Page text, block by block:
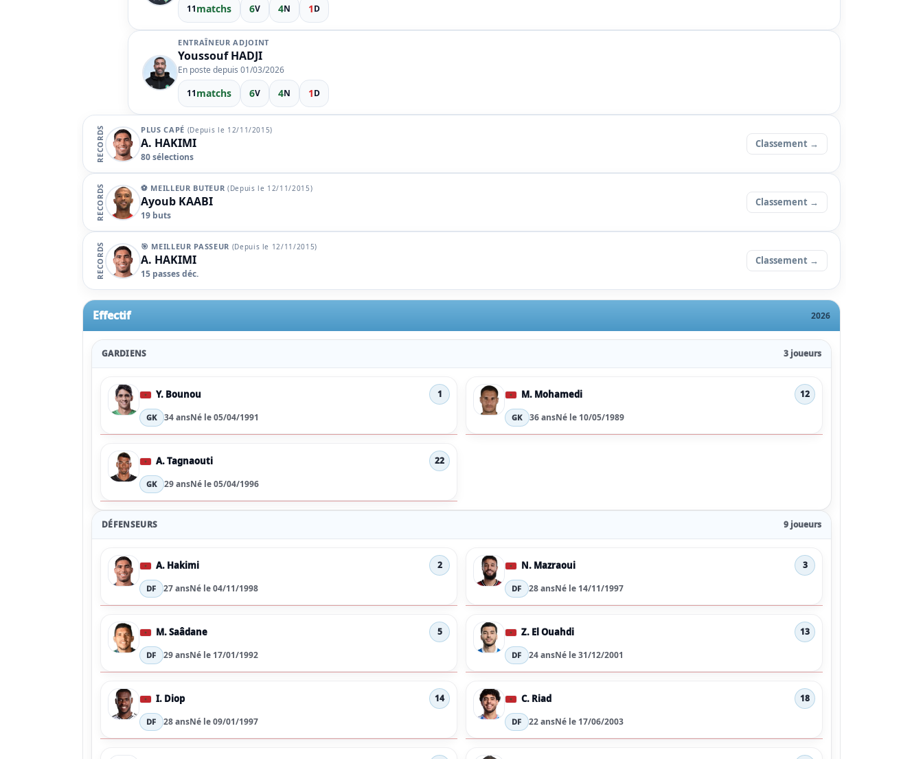
11matchs 6V 4N 1D
ENTRAÎNEUR ADJOINT
YoussoufHADJI
En poste depuis 01/03/2026
11matchs 6V 4N 1D
RECORDS PLUS CAPÉ (Depuis le 12/11/2015)
A. HAKIMI
80 sélections
Classement →
RECORDS ⚽ MEILLEUR BUTEUR (Depuis le 12/11/2015)
Ayoub KAABI
19 buts
Classement →
RECORDS 🎯 MEILLEUR PASSEUR (Depuis le 12/11/2015)
A. HAKIMI
15 passes déc.
Classement →
Effectif 2026
GARDIENS 3 joueurs
Y. Bounou 1
GK 34 ansNé le 05/04/1991
M. Mohamedi 12
GK 36 ansNé le 10/05/1989
A. Tagnaouti 22
GK 29 ansNé le 05/04/1996
DÉFENSEURS 9 joueurs
A. Hakimi 2
DF 27 ansNé le 04/11/1998
N. Mazraoui 3
DF 28 ansNé le 14/11/1997
M. Saâdane 5
DF 29 ansNé le 17/01/1992
Z. El Ouahdi 13
DF 24 ansNé le 31/12/2001
I. Diop 14
DF 28 ansNé le 09/01/1997
C. Riad 18
DF 22 ansNé le 17/06/2003